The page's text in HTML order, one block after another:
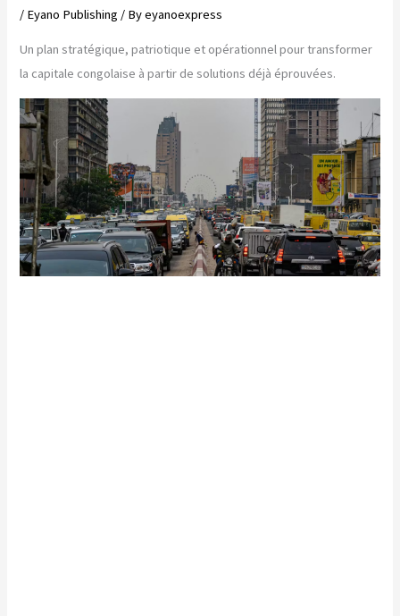
/ Eyano Publishing / Byeyanoexpress
Un plan stratégique, patriotique et opérationnel pour transformer
la capitale congolaise à partir de solutions déjà éprouvées.